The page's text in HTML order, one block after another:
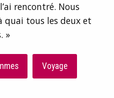
rencontré. Nous
quai tous les deux et
»
Voyage